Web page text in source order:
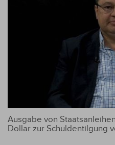
Ausgabe von
Dollar zur Schuldentilgung